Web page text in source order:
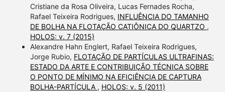
Cristiane da Rosa Oliveira, Lucas Fernades Rocha,
Rafael Teixeira Rodrigues, INFLUÊNCIA DO TAMANHO
DE BOLHA NA FLOTAÇÃO CATIÔNICA DO QUARTZO ,
HOLOS: v. 7 (2015)
Alexandre Hahn Englert, Rafael Teixeira Rodrigues,
Jorge Rubio, FLOTAÇÃO DE PARTÍCULAS ULTRAFINAS:
ESTADO DA ARTE E CONTRIBUIÇÃO TÉCNICA SOBRE
O PONTO DE MÍNIMO NA EFICIÊNCIA DE CAPTURA
BOLHA-PARTÍCULA , HOLOS: v. 5 (2011)